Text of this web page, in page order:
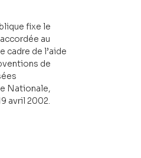
fixe le
au
cadre de l’aide
de
Nationale,
avril 2002.